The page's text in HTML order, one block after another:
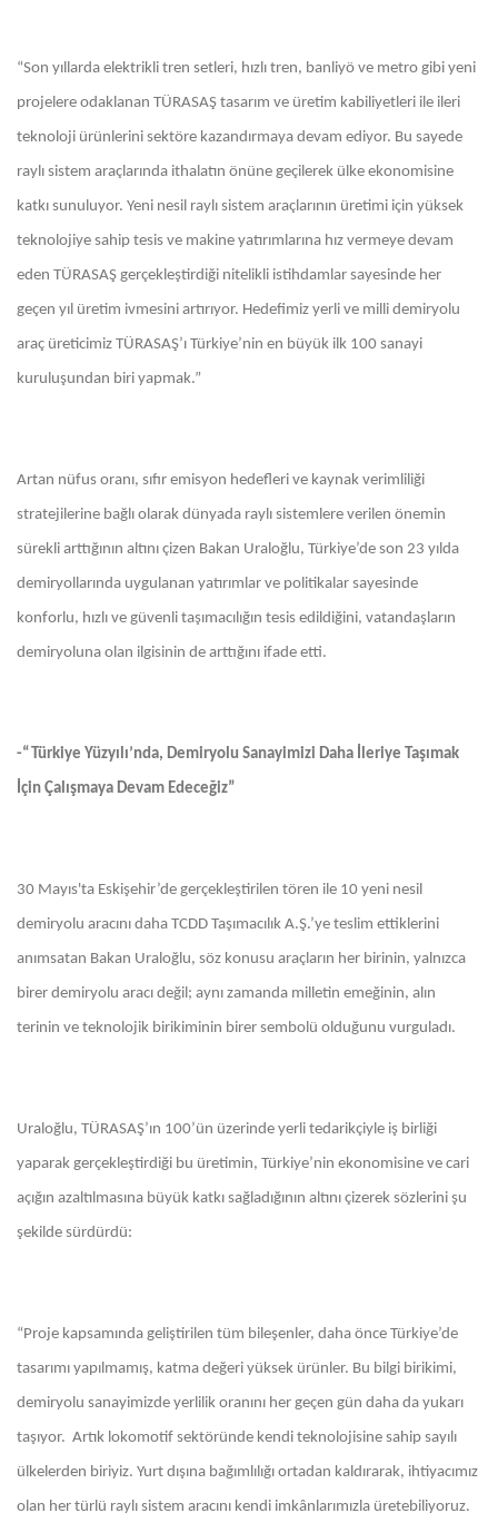
“Son yıllarda elektrikli tren setleri, hızlı tren, banliyö ve metro gibi yeni
projelere odaklanan TÜRASAŞ tasarım ve üretim kabiliyetleri ile ileri
teknoloji ürünlerini sektöre kazandırmaya devam ediyor. Bu sayede
raylı sistem araçlarında ithalatın önüne geçilerek ülke ekonomisine
katkı sunuluyor. Yeni nesil raylı sistem araçlarının üretimi için yüksek
teknolojiye sahip tesis ve makine yatırımlarına hız vermeye devam
eden TÜRASAŞ gerçekleştirdiği nitelikli istihdamlar sayesinde her
geçen yıl üretim ivmesini artırıyor. Hedefimiz yerli ve milli demiryolu
araç üreticimiz TÜRASAŞ’ı Türkiye’nin en büyük ilk 100 sanayi
kuruluşundan biri yapmak.”
Artan nüfus oranı, sıfır emisyon hedefleri ve kaynak verimliliği
stratejilerine bağlı olarak dünyada raylı sistemlere verilen önemin
sürekli arttığının altını çizen Bakan Uraloğlu, Türkiye’de son 23 yılda
demiryollarında uygulanan yatırımlar ve politikalar sayesinde
konforlu, hızlı ve güvenli taşımacılığın tesis edildiğini, vatandaşların
demiryoluna olan ilgisinin de arttığını ifade etti.
-“Türkiye Yüzyılı’nda, Demiryolu Sanayimizi Daha İleriye Taşımak
İçin Çalışmaya Devam Edeceğiz”
30 Mayıs'ta Eskişehir’de gerçekleştirilen tören ile 10 yeni nesil
demiryolu aracını daha TCDD Taşımacılık A.Ş.’ye teslim ettiklerini
anımsatan Bakan Uraloğlu, söz konusu araçların her birinin, yalnızca
birer demiryolu aracı değil; aynı zamanda milletin emeğinin, alın
terinin ve teknolojik birikiminin birer sembolü olduğunu vurguladı.
Uraloğlu, TÜRASAŞ’ın 100’ün üzerinde yerli tedarikçiyle iş birliği
yaparak gerçekleştirdiği bu üretimin, Türkiye’nin ekonomisine ve cari
açığın azaltılmasına büyük katkı sağladığının altını çizerek sözlerini şu
şekilde sürdürdü:
“Proje kapsamında geliştirilen tüm bileşenler, daha önce Türkiye’de
tasarımı yapılmamış, katma değeri yüksek ürünler. Bu bilgi birikimi,
demiryolu sanayimizde yerlilik oranını her geçen gün daha da yukarı
taşıyor. Artık lokomotif sektöründe kendi teknolojisine sahip sayılı
ülkelerden biriyiz. Yurt dışına bağımlılığı ortadan kaldırarak, ihtiyacımız
olan her türlü raylı sistem aracını kendi imkânlarımızla üretebiliyoruz.